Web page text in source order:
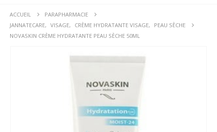
ACCUEIL
PARAPHARMACIE
JANNATECARE, VISAGE, CRÈME HYDRATANTE VISAGE,
PEAU SÈCHE
NOVASKIN CRÈME HYDRATANTE PEAU SÈCHE 50ML